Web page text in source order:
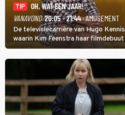
TIP
OH, WAT EEN JAAR!
VANAVOND 20:05 - 21:44· AMUSEMENT
De televisiecarrière van Hugo
waarin Kim Feenstra haar
Oh, Wat een Jaar! wordt duidelijk
jaar waarin ze allebei eindtwintigers